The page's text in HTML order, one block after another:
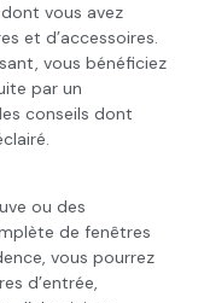
vous avez
et d’accessoires.
vous bénéficiez
par un
conseils dont
ou des
de fenêtres
vous pourrez
d’entrée,